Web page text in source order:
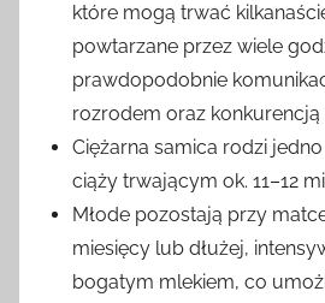
które mogą trwać
powtarzane przez wiele
prawdopodobnie
rozrodem oraz
Ciężarna samica rodzi jedno
ciąży trwającym ok. 11–12
Młode pozostają przy
miesięcy lub dłużej,
bogatym mlekiem, co